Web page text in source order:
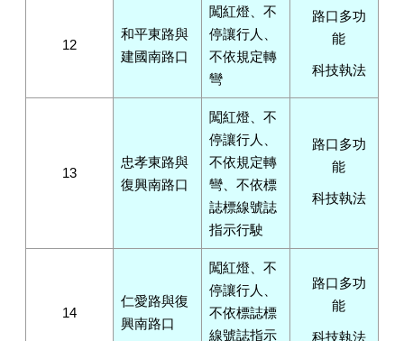
12
和平東路與
建國南路口
闖紅燈、不
停讓行人、
不依規定轉
彎
路口多功
能
科技執法
13
忠孝東路與
復興南路口
闖紅燈、不
停讓行人、
不依規定轉
彎、不依標
誌標線號誌
指示行駛
路口多功
能
科技執法
14
仁愛路與復
興南路口
闖紅燈、不
停讓行人、
不依標誌標
線號誌指示
路口多功
能
科技執法